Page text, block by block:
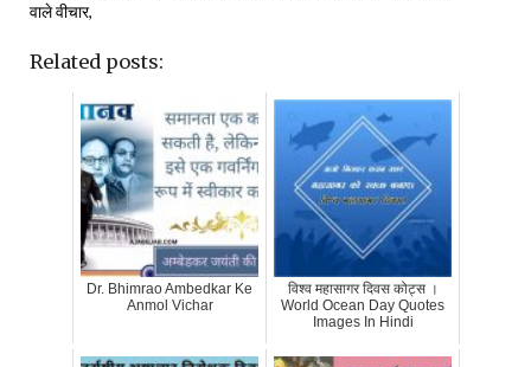
वाले वीचार,
Related posts:
Dr. Bhimrao Ambedkar Ke
Anmol Vichar
विश्व महासागर दिवस कोट्स ।
World Ocean Day Quotes
Images In Hindi